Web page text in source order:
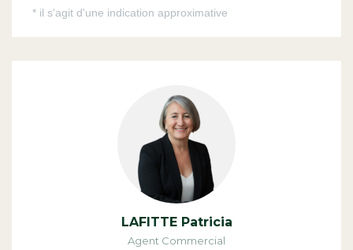
LAFITTE Patricia
Agent Commercial